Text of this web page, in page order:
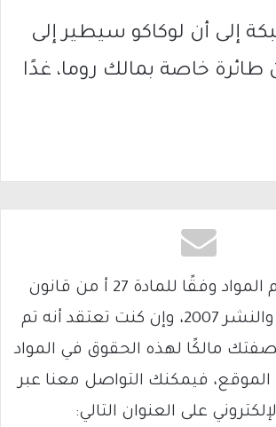
إلى أن لوكاكو سيطير إلى
طائرة خاصة بمالك روما، غدًا
يتم الاستخدام المواد وفقًا للمادة 27 أ من قانون
حقوق التأليف والنشر 2007، وإن كنت تعتقد أنه تم
مالكًا لهذه الحقوق في المواد
الموقع، فيمكنك التواصل معنا عبر
على العنوان التالي: